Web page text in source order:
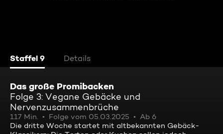
Staffel 9 Details
Das große Promibacken
Folge 3: Vegane Gebäcke und
Nervenzusammenbrüche
117 Min. Folge vom 05.03.2025
Ab 6
Die dritte Woche startet mit altbekannten Gebäck-